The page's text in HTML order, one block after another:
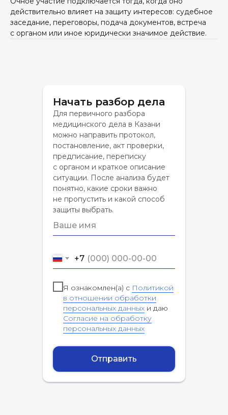
действительно влияет на защиту интересов: судебное
заседание, переговоры, подача документов, встреча
с органом или иное юридически значимое действие.
Начать разбор дела
Для первичного разбора
медицинского дела в Казани
можно направить протокол,
постановление, акт проверки,
предписание, переписку
с органом и краткое описание
ситуации. После анализа будет
понятно, какие сроки важно
не пропустить и какой способ
защиты выбрать.
+7
Я ознакомлен(а) с Политикой
в отношении обработки
персональных данных и даю
Согласие на обработку
персональных данных
Отправить